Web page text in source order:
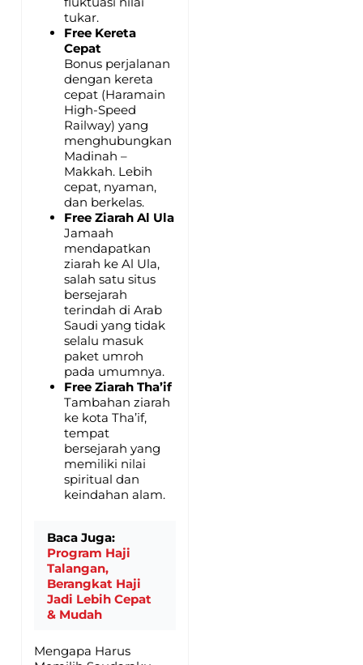
tukar.
Free Kereta
Cepat
Bonus perjalanan
dengan kereta
cepat (Haramain
High-Speed
Railway) yang
menghubungkan
Madinah –
Makkah. Lebih
cepat, nyaman,
dan berkelas.
Free Ziarah Al Ula
Jamaah
mendapatkan
ziarah ke Al Ula,
salah satu situs
bersejarah
terindah di Arab
Saudi yang tidak
selalu masuk
paket umroh
pada umumnya.
Free Ziarah Tha’if
Tambahan ziarah
ke kota Tha’if,
tempat
bersejarah yang
memiliki nilai
spiritual dan
keindahan alam.
Baca Juga:
Program Haji
Talangan,
Berangkat Haji
Jadi Lebih Cepat
& Mudah
Mengapa Harus